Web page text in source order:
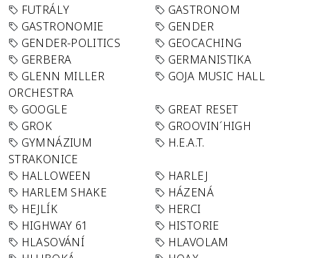
FUTRÁLY
GASTRONOM
GASTRONOMIE
GENDER
GENDER-POLITICS
GEOCACHING
GERBERA
GERMANISTIKA
GLENN MILLER
ORCHESTRA
GOJA MUSIC HALL
GOOGLE
GREAT RESET
GROK
GROOVIN´HIGH
GYMNÁZIUM
STRAKONICE
H.E.A.T.
HALLOWEEN
HARLEJ
HARLEM SHAKE
HÁZENÁ
HEJLÍK
HERCI
HIGHWAY 61
HISTORIE
HLASOVÁNÍ
HLAVOLAM